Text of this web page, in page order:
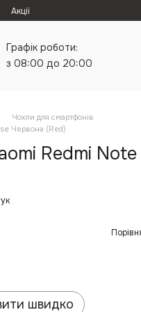
Акції
Графік роботи:
з 08:00 до 20:00
Чохли для смартфонів
Червона (Red)
Redmi Note
швидко